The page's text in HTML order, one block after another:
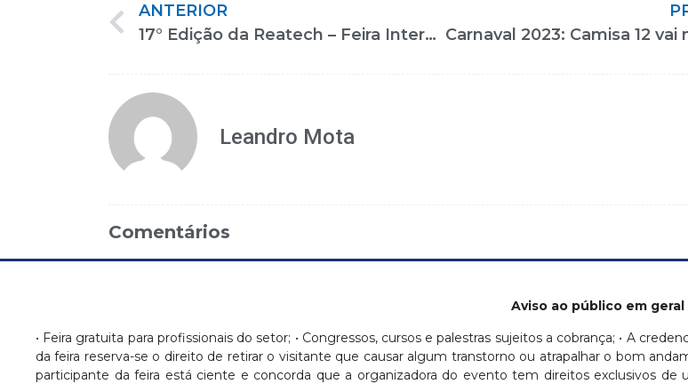
ANTERIOR
17° Edição da Reatech – Feira Internacional de Tecnologias em Reabilitação!
Leandro Mota
Comentários
Aviso ao público em geral
• Feira gratuita para profissionais do setor; • Congressos, cursos e palestras sujeitos a cobrança; • A
da feira reserva-se o direito de retirar o visitante que causar algum transtorno ou atrapalhar o bom
participante da feira está ciente e concorda que a organizadora do evento tem direitos exclusivos